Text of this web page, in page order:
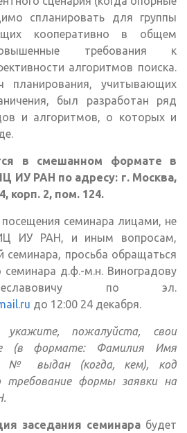
спланировать для группы
кооперативно в общем
требования к
алгоритмов поиска.
планирования, учитывающих
был разработан ряд
и алгоритмов, о которых и
в смешанном формате в
ИУ РАН по адресу: г. Москва,
корп. 2, пом. 124.
семинара лицами, не
ИУ РАН, и иным вопросам,
семинара, просьба обращаться
семинара д.ф.-м.н. Виноградову
по эл.
до 12:00 24 декабря.
пожалуйста, свои
(в формате: Фамилия Имя
№ выдан (когда, кем), код
требование формы заявки на
заседания семинара будет